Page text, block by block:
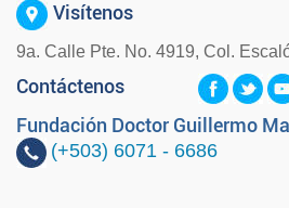
Visítenos
9a. Calle Pte. No. 4919, Col.
Contáctenos
Fundación Doctor Guillermo
(+503) 6071 - 6686